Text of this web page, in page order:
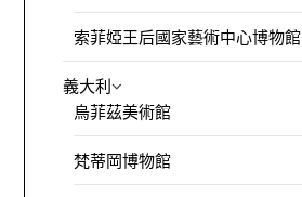
索菲婭王后國家藝術中心博物館
義大利
烏菲茲美術館
梵蒂岡博物館